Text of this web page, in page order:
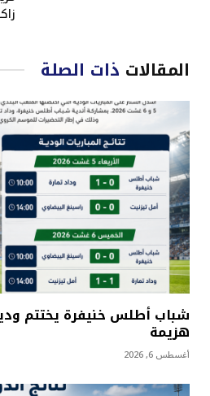
المقالات ذات الصلة
شباب أطلس خنيفرة يختتم
هزيمة
أغسطس 6, 2026